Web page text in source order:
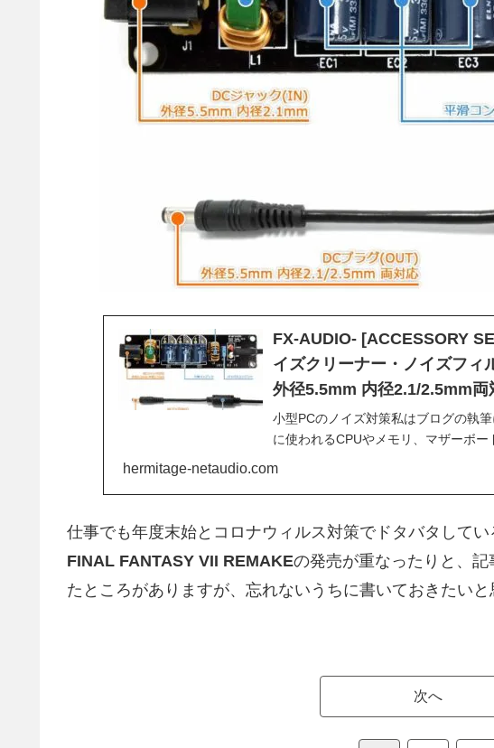
FX-AUDIO- [ACCESSORY
イズクリーナー・ノイズフィ
外径5.5mm 内径2.1/2.5mm両
小型PCのノイズ対策私はブログの執
に使われるCPUやメモリ、マザーボ
うようにしています。基本電源を入
hermitage-netaudio.com
仕事でも年度末始とコロナウィルス対策でドタバタしてい
FINAL FANTASY VII REMAKEの発売が重なったりと、
たところがありますが、忘れないうちに書いておきたいと
次へ